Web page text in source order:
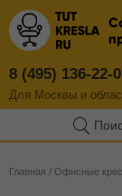
8 (495) 136-22-
Для Москвы и
Главная / Офисные